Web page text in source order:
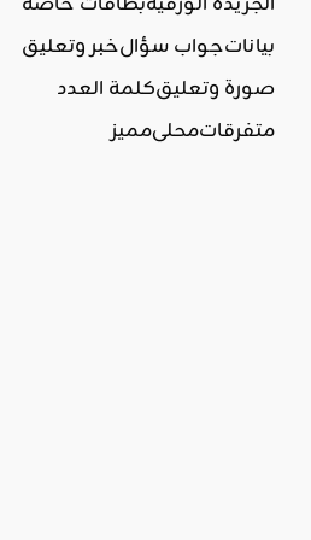
بياناتجواب سؤالخبر وتعليق
صورة وتعليقكلمة العدد
متفرقاتمحليمميز